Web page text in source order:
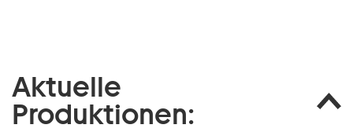
Aktuelle
Produktionen: